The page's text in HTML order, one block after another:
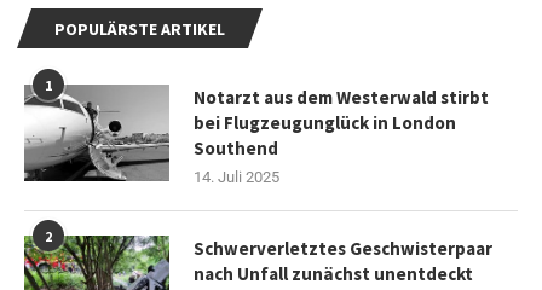
POPULÄRSTE ARTIKEL
1
Notarzt aus dem Westerwald stirbt
bei Flugzeugunglück in London
Southend
14. Juli 2025
2
Schwerverletztes Geschwisterpaar
nach Unfall zunächst unentdeckt